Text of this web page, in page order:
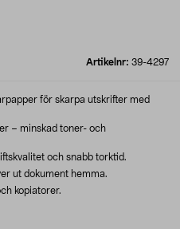
Artikelnr: 39-4297
för skarpa utskrifter med
– minskad toner- och
och snabb torktid.
ut dokument hemma.
kopiatorer.